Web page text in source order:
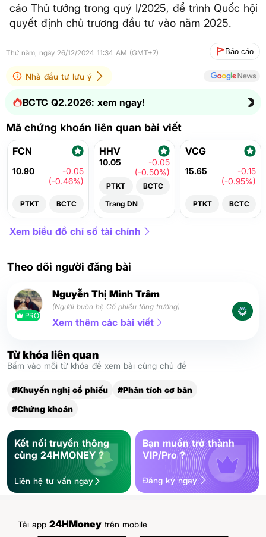
cáo Thủ tướng trong quý I/2025, để trình Quốc hội
quyết định chủ trương đầu tư vào năm 2025.
Thứ năm, ngày 26/12/2024 11:34 AM (GMT+7) Báo cáo
Nhà đầu tư lưu ý
BCTC Q2.2026: xem ngay!
Mã chứng khoán liên quan bài viết
FCN
10.90
-0.05
(-0.46%)
PTKT BCTC
HHV
10.05
-0.05
(-0.50%)
PTKT
BCTC
Trang DN
VCG
15.65
-0.15
(-0.95%)
PTKT BCTC
Xem biểu đồ chỉ số tài chính
Theo dõi người đăng bài
PRO
Nguyễn Thị Minh Trâm
(Người buôn hệ Cổ phiếu tăng trưởng)
Xem thêm các bài viết
Từ khóa liên quan
Bấm vào mỗi từ khóa để xem bài cùng chủ đề
#Khuyến nghị cổ phiếu
#Phân tích cơ bản
#Chứng khoán
Kết nối truyền thông
cùng 24HMONEY ?
Liên hệ tư vấn ngay
Bạn muốn trở thành
VIP/Pro ?
Đăng ký ngay
Tải app 24HMoney trên mobile